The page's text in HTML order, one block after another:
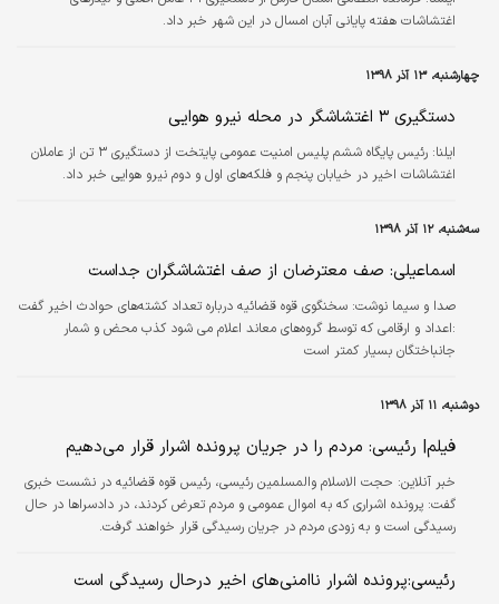
اغتشاشات هفته پایانی آبان امسال در این شهر خبر داد.
چهارشنبه، ۱۳ آذر ۱۳۹۸
دستگیری ۳ اغتشاشگر در محله نیرو هوایی
ایلنا:
رئیس پایگاه ششم پلیس امنیت عمومی پایتخت از دستگیری ۳ تن از عاملان
اغتشاشات اخیر در خیابان پنجم و فلکه‌های اول و دوم نیرو هوایی خبر داد.
سه‌شنبه، ۱۲ آذر ۱۳۹۸
اسماعیلی: صف معترضان از صف اغتشاشگران جداست
صدا و سیما نوشت: سخنگوی قوه قضائیه درباره تعداد کشته‌های حوادث اخیر گفت
:اعداد و ارقامی که توسط گروه‌های معاند اعلام می شود کذب محض و شمار
جانباختگان بسیار کمتر است
دوشنبه، ۱۱ آذر ۱۳۹۸
فیلم| رئیسی: مردم را در جریان پرونده اشرار قرار می‌دهیم
خبر آنلاین: حجت الاسلام والمسلمین رئیسی، رئیس قوه قضائیه در نشست خبری
گفت: پرونده اشراری که به اموال عمومی و مردم تعرض کردند، در دادسراها در حال
رسیدگی است و به زودی مردم در جریان رسیدگی قرار خواهند گرفت.
رئیسی:پرونده اشرار ناامنی‌های اخیر درحال رسیدگی است